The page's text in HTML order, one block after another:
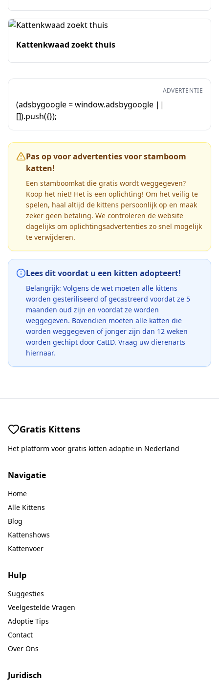
Kattenkwaad zoekt thuis
ADVERTENTIE
(adsbygoogle = window.adsbygoogle ||
[]).push({});
Pas op voor advertenties voor stamboom
katten!
Een stamboomkat die gratis wordt weggegeven?
Koop het niet! Het is een oplichting! Om het veilig te
spelen, haal altijd de kittens persoonlijk op en maak
zeker geen betaling. We controleren de website
dagelijks om oplichtingsadvertenties zo snel mogelijk
te verwijderen.
Lees dit voordat u een kitten adopteert!
Belangrijk: Volgens de wet moeten alle kittens
worden gesteriliseerd of gecastreerd voordat ze 5
maanden oud zijn en voordat ze worden
weggegeven. Bovendien moeten alle katten die
worden weggegeven of jonger zijn dan 12 weken
worden gechipt door CatID. Vraag uw dierenarts
hiernaar.
Gratis Kittens
Het platform voor gratis kitten adoptie in Nederland
Navigatie
Home
Alle Kittens
Blog
Kattenshows
Kattenvoer
Hulp
Suggesties
Veelgestelde Vragen
Adoptie Tips
Contact
Over Ons
Juridisch